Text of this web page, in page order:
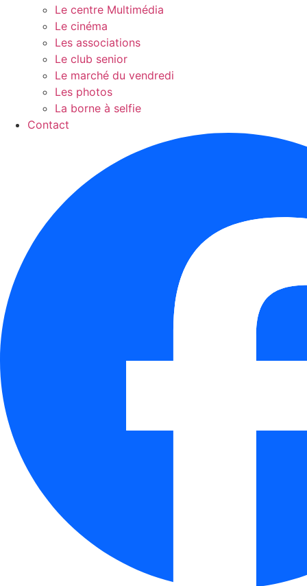
Le centre Multimédia
Le cinéma
Les associations
Le club senior
Le marché du vendredi
Les photos
La borne à selfie
Contact